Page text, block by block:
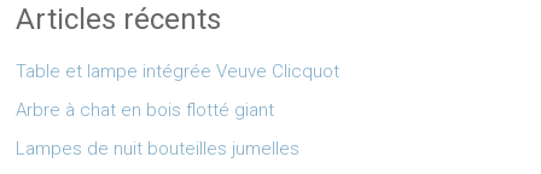
Articles récents
Table et lampe intégrée Veuve Clicquot
Arbre à chat en bois flotté giant
Lampes de nuit bouteilles jumelles